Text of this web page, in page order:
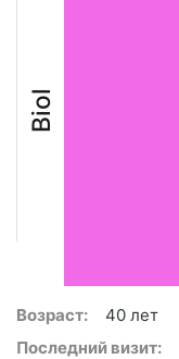
Biol
Возраст:
40 лет
Последний визит: